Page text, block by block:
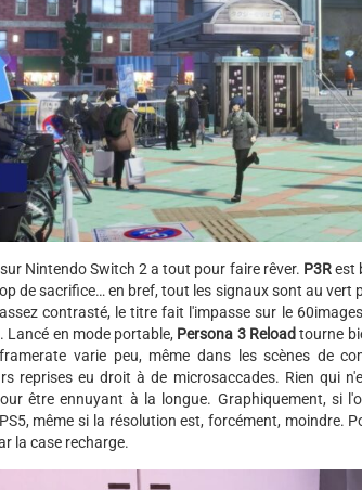
Nintendo Switch 2 a tout pour faire rêver. P3Rest
de sacrifice… en bref, tout les signaux sont au vert
contrasté, le titre fait l'impasse sur le
Lancé en mode portable, Persona 3 Reload tourne
varie peu, même dans les scènes de
reprises eu droit à de microsaccades. Rien qui
être ennuyant à la longue. Graphiquement, si
même si la résolution est, forcément, moindre.
la case recharge.